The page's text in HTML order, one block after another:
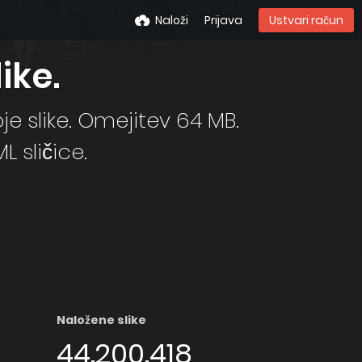
Naloži Prijava Ustvari račun
slike. Omejitev 64 MB.
sličice.
Naložene slike
44.200.418